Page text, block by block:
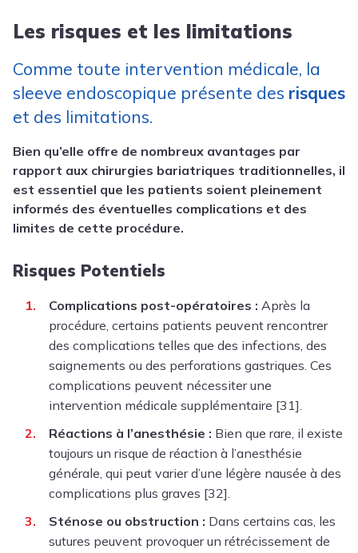
Les risques et les limitations
Comme toute intervention médicale, la
sleeve endoscopique présente des risques
et des limitations.
Bien qu’elle offre de nombreux avantages par
rapport aux chirurgies bariatriques traditionnelles, il
est essentiel que les patients soient pleinement
informés des éventuelles complications et des
limites de cette procédure.
Risques Potentiels
Complications post-opératoires : Après la
procédure, certains patients peuvent rencontrer
des complications telles que des infections, des
saignements ou des perforations gastriques. Ces
complications peuvent nécessiter une
intervention médicale supplémentaire [31].
Réactions à l’anesthésie : Bien que rare, il existe
toujours un risque de réaction à l’anesthésie
générale, qui peut varier d’une légère nausée à des
complications plus graves [32].
Sténose ou obstruction : Dans certains cas, les
sutures peuvent provoquer un rétrécissement de